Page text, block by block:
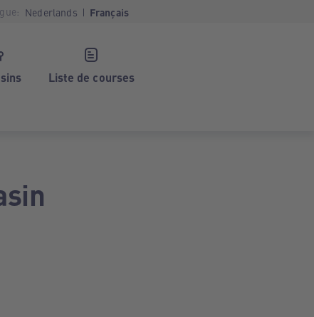
Nederlands Français
Liste de courses